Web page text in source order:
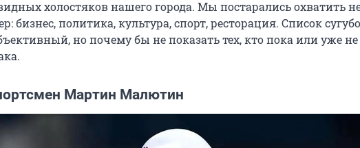
холостяков нашего города. Мы постарались охватить
бизнес, политика, культура, спорт, ресторация. Список сугубо
но почему бы не показать тех, кто пока или уже
Мартин Малютин